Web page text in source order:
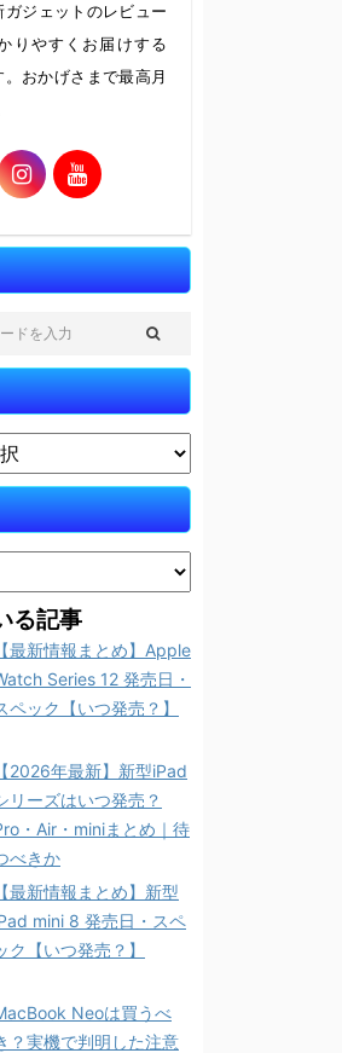
ガジェットのレビュー
りやすくお届けする
おかげさまで最高月
る記事
【最新情報まとめ】Apple
Series 12 発売日・
ペック【いつ発売？】
【2026年最新】新型iPad
リーズはいつ発売？
・Air・miniまとめ｜待
べきか
【最新情報まとめ】新型
mini 8 発売日・スペ
ク【いつ発売？】
Neoは買うべ
？実機で判明した注意